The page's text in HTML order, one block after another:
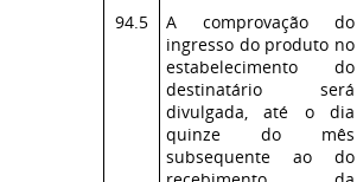
94.5
A comprovação do
ingresso do produto no
estabelecimento do
destinatário será
divulgada, até o dia
quinze do mês
subsequente ao do